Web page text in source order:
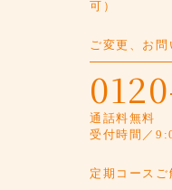
可）
ご変更、お
通話料無料
受付時間／
定期コース